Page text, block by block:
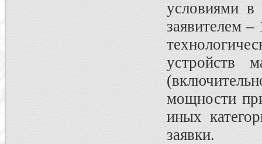
условиями в
заявителем
устройств
мощности
иных
заявки.